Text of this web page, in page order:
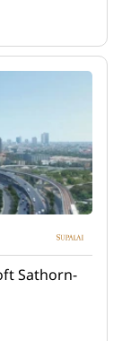
Sathorn-